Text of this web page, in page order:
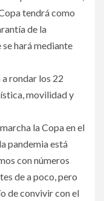
tendrá como
de la
hará mediante
rondar los 22
movilidad y
la Copa en el
pandemia está
con números
de a poco, pero
de convivir con el